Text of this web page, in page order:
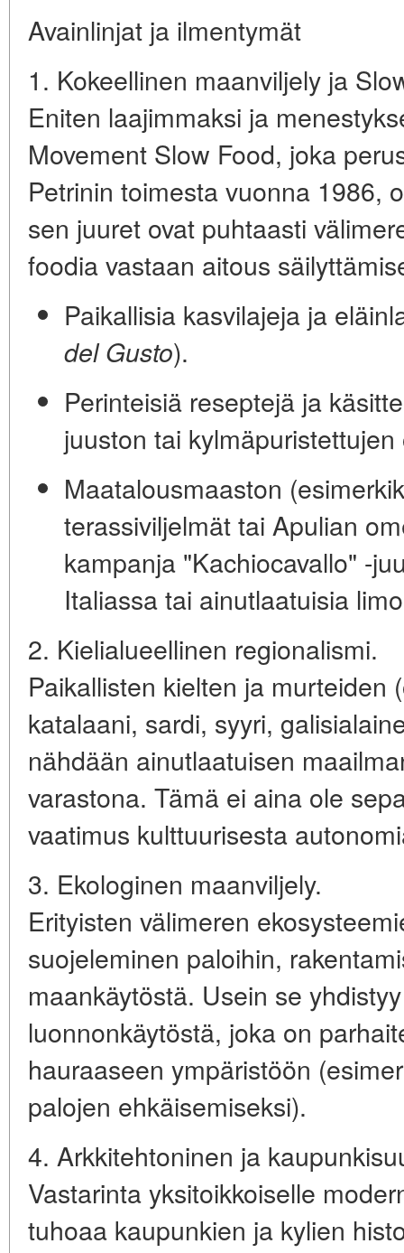
Avainlinjat ja ilmentymät
1. Kokeellinen maanviljely ja
Eniten laajimmaksi ja
Movement Slow Food, joka
Petrinin toimesta vuonna 1986,
sen juuret ovat puhtaasti
foodia vastaan aitous
Paikallisia kasvilajeja ja
del Gusto).
Perinteisiä reseptejä ja
juuston tai
Maatalousmaaston
terassiviljelmät tai Apulian
kampanja "Kachiocavallo" -
Italiassa tai ainutlaatuisia
2. Kielialueellinen regionalismi.
Paikallisten kielten ja murteiden
katalaani, sardi, syyri,
nähdään ainutlaatuisen
varastona. Tämä ei aina ole
vaatimus kulttuurisesta
3. Ekologinen maanviljely.
Erityisten välimeren
suojeleminen paloihin,
maankäytöstä. Usein se
luonnonkäytöstä, joka on
hauraaseen ympäristöön
palojen ehkäisemiseksi).
4. Arkkitehtoninen ja
Vastarinta yksitoikkoiselle
tuhoaa kaupunkien ja kylien